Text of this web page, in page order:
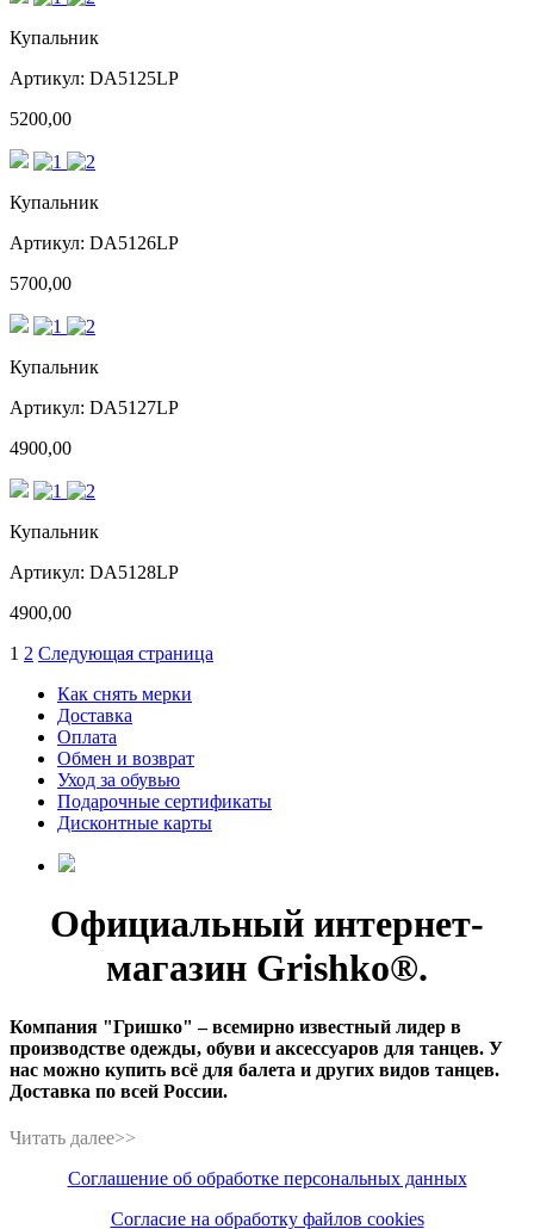
Купальник
Артикул: DA5125LP
5200,00
Купальник
Артикул: DA5126LP
5700,00
Купальник
Артикул: DA5127LP
4900,00
Купальник
Артикул: DA5128LP
4900,00
1 2 Следующая страница
Как снять мерки
Доставка
Оплата
Обмен и возврат
Уход за обувью
Подарочные сертификаты
Дисконтные карты
Официальный интернет-
магазин Grishko®.
Компания "Гришко" – всемирно известный лидер в
производстве одежды, обуви и аксессуаров для танцев. У
нас можно купить всё для балета и других видов танцев.
Доставка по всей России.
Соглашение об обработке персональных данных
Согласие на обработку файлов cookies